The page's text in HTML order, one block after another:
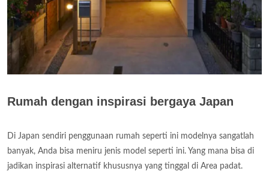
Rumah dengan inspirasi bergaya Japan
Di Japan sendiri penggunaan rumah seperti ini modelnya sangatlah
banyak, Anda bisa meniru jenis model seperti ini. Yang mana bisa di
jadikan inspirasi alternatif khususnya yang tinggal di Area padat.